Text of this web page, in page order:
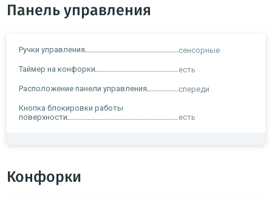
Панель управления
Ручки управления сенсорные
Таймер на конфорки есть
Расположение панели управления спереди
Кнопка блокировки работы
поверхности
есть
Конфорки